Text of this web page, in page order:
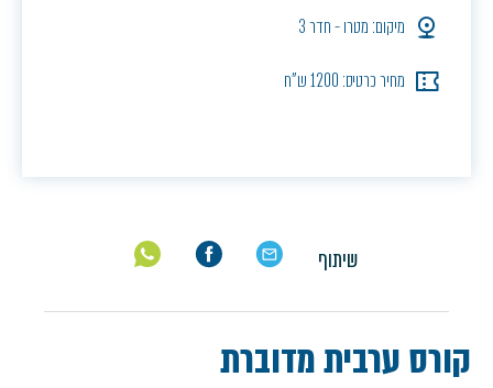
מיקום: מטרו - חדר 3
מחיר כרטיס: 1200 ש"ח
שיתוף
קורס ערבית מדוברת